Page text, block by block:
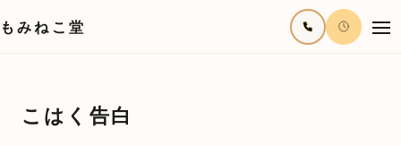
もみねこ堂
こはく告白